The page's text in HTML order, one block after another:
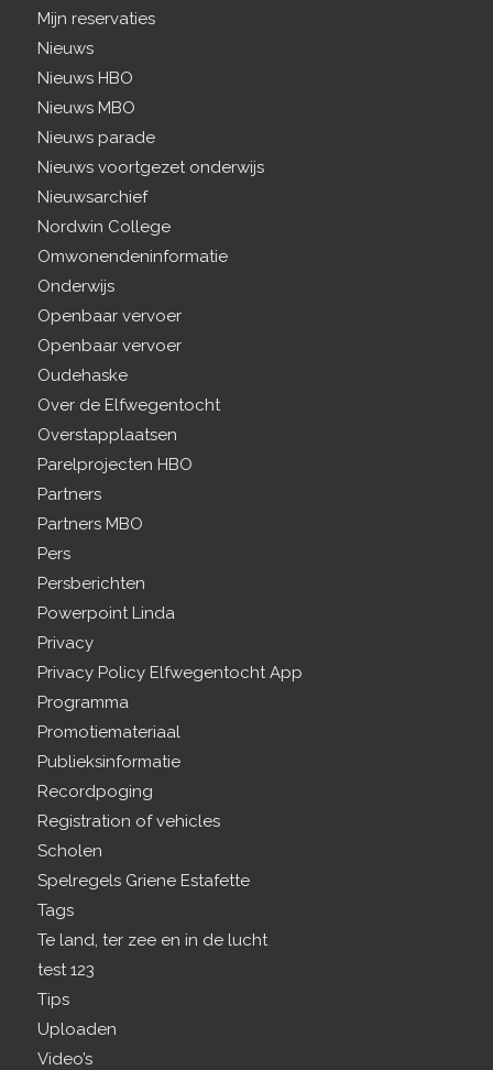
Mijn reservaties
Nieuws
Nieuws HBO
Nieuws MBO
Nieuws parade
Nieuws voortgezet onderwijs
Nieuwsarchief
Nordwin College
Omwonendeninformatie
Onderwijs
Openbaar vervoer
Openbaar vervoer
Oudehaske
Over de Elfwegentocht
Overstapplaatsen
Parelprojecten HBO
Partners
Partners MBO
Pers
Persberichten
Powerpoint Linda
Privacy
Privacy Policy Elfwegentocht App
Programma
Promotiemateriaal
Publieksinformatie
Recordpoging
Registration of vehicles
Scholen
Spelregels Griene Estafette
Tags
Te land, ter zee en in de lucht
test 123
Tips
Uploaden
Video’s